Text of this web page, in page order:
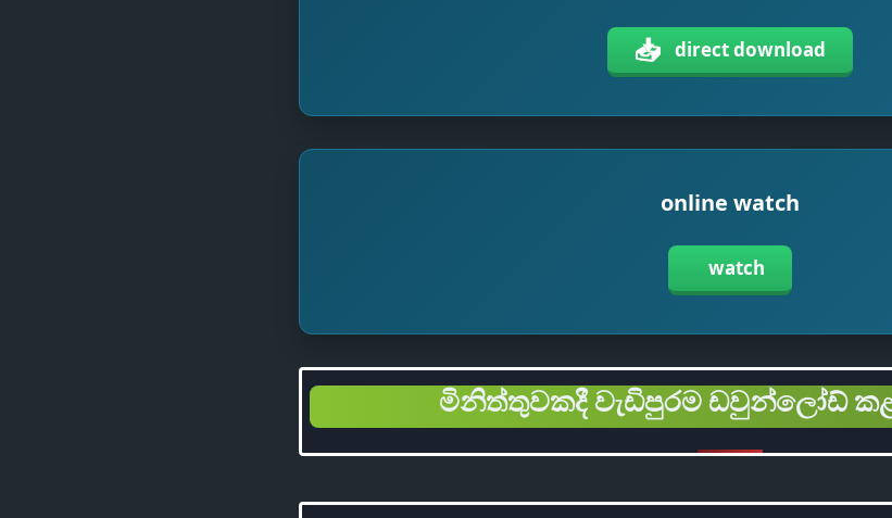
📥 direct download
online watch
watch
මිනිත්තුවකදී වැඩිපුරම ඩවුන්ලෝඩ්